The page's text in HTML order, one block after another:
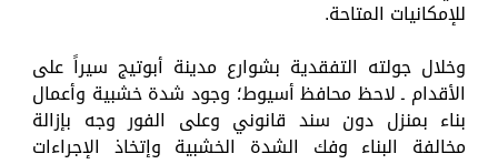
للإمكانيات المتاحة.
وخلال جولته التفقدية بشوارع مدينة أبوتيج سيراً على
الأقدام ـ لاحظ محافظ أسيوط؛ وجود شدة خشبية وأعمال
بناء بمنزل دون سند قانوني وعلى الفور وجه بإزالة
مخالفة البناء وفك الشدة الخشبية وإتخاذ الإجراءات